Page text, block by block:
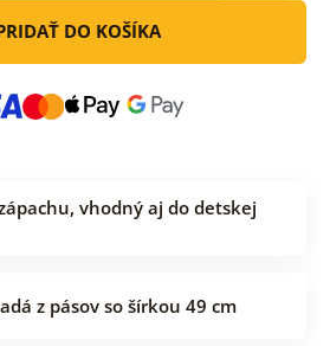
DO KOŠÍKA
vhodný aj do detskej
z pásov so šírkou 49 cm